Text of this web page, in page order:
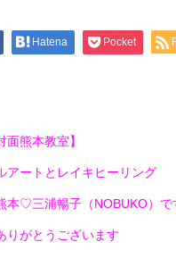
Hatena Pocket
面熊本教室】
アートとレイキヒーリング
本♡三浦暢子（NOBUKO）で
りがとうございます